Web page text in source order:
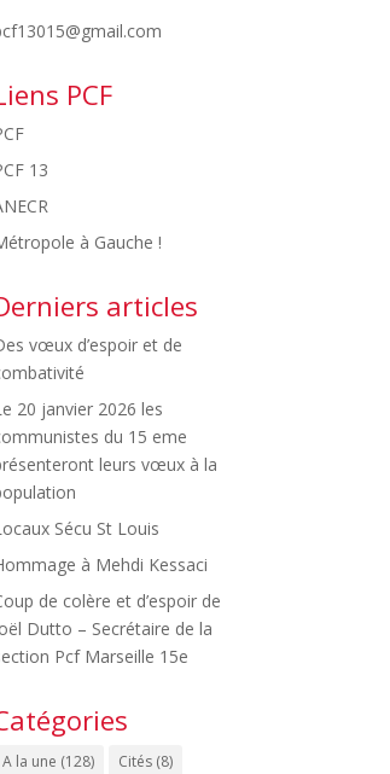
PCF
13
à Gauche !
articles
vœux d’espoir et de
20 janvier 2026 les
du 15 eme
leurs vœux à la
Sécu St Louis
à Mehdi Kessaci
de colère et d’espoir de
Dutto – Secrétaire de la
Pcf Marseille 15e
A la une (128) Cités (8)